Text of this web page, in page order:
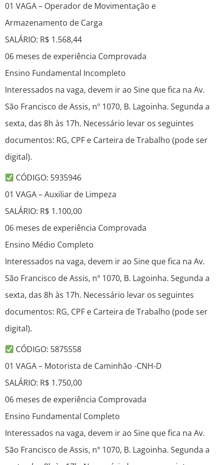
01 VAGA – Operador de Movimentação e
Armazenamento de Carga
SALÁRIO: R$ 1.568,44
06 meses de experiência Comprovada
Ensino Fundamental Incompleto
Interessados na vaga, devem ir ao Sine que fica na Av.
São Francisco de Assis, nº 1070, B. Lagoinha. Segunda a
sexta, das 8h às 17h. Necessário levar os seguintes
documentos: RG, CPF e Carteira de Trabalho (pode ser
digital).
CÓDIGO: 5935946
01 VAGA – Auxiliar de Limpeza
SALÁRIO: R$ 1.100,00
06 meses de experiência Comprovada
Ensino Médio Completo
Interessados na vaga, devem ir ao Sine que fica na Av.
São Francisco de Assis, nº 1070, B. Lagoinha. Segunda a
sexta, das 8h às 17h. Necessário levar os seguintes
documentos: RG, CPF e Carteira de Trabalho (pode ser
digital).
CÓDIGO: 5875558
01 VAGA – Motorista de Caminhão -CNH-D
SALÁRIO: R$ 1.750,00
06 meses de experiência Comprovada
Ensino Fundamental Completo
Interessados na vaga, devem ir ao Sine que fica na Av.
São Francisco de Assis, nº 1070, B. Lagoinha. Segunda a